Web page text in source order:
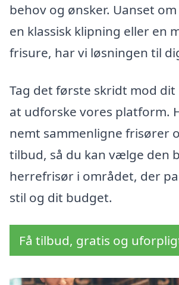
behov og ønsker. Uanset
en klassisk klipning eller en
frisure, har vi løsningen til
Tag det første skridt mod dit
at udforske vores platform.
nemt sammenligne frisører
tilbud, så du kan vælge den
herrefrisør i området, der
stil og dit budget.
Få tilbud, gratis og